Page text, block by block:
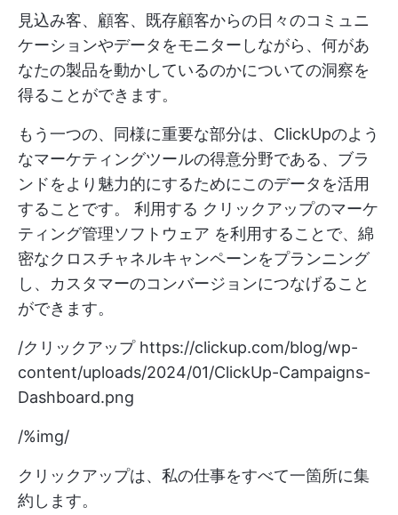
見込み客、顧客、既存顧客からの日々のコミュニ
ケーションやデータをモニターしながら、何があ
なたの製品を動かしているのかについての洞察を
得ることができます。
もう一つの、同様に重要な部分は、ClickUpのよう
なマーケティングツールの得意分野である、ブラ
ンドをより魅力的にするためにこのデータを活用
することです。 利用する クリックアップのマーケ
ティング管理ソフトウェア を利用することで、綿
密なクロスチャネルキャンペーンをプランニング
し、カスタマーのコンバージョンにつなげること
ができます。
/クリックアップ https://clickup.com/blog/wp-
content/uploads/2024/01/ClickUp-Campaigns-
Dashboard.png
/%img/
クリックアップは、私の仕事をすべて一箇所に集
約します。